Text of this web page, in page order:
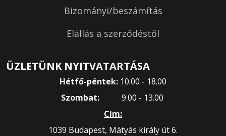
Bizományi/beszámítás
Elállás a szerződéstől
ÜZLETÜNK NYITVATARTÁSA
Hétfő-péntek: 10.00 - 18.00
Szombat:
9.00 - 13.00
Cím:
1039 Budapest, Mátyás király út 6.